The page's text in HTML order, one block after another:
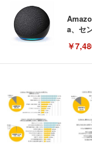
a、セ
￥
い 跳
キン
ン樹
(黒網
￥
EIZO
イト
￥
回使
￥